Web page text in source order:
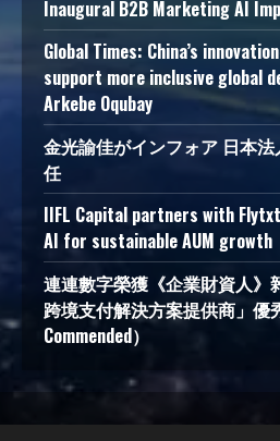
Inaugural B2B Marketing AI
Global Times: China’s
support more inclusive global
Arkebe Oqubay
金光諭佳がインフォア 日本
任
IIFL Capital partners with
AI for sustainable AUM growth
連連數字榮獲《企業財資人》
跨境支付解決方案提供商」優
Commended）